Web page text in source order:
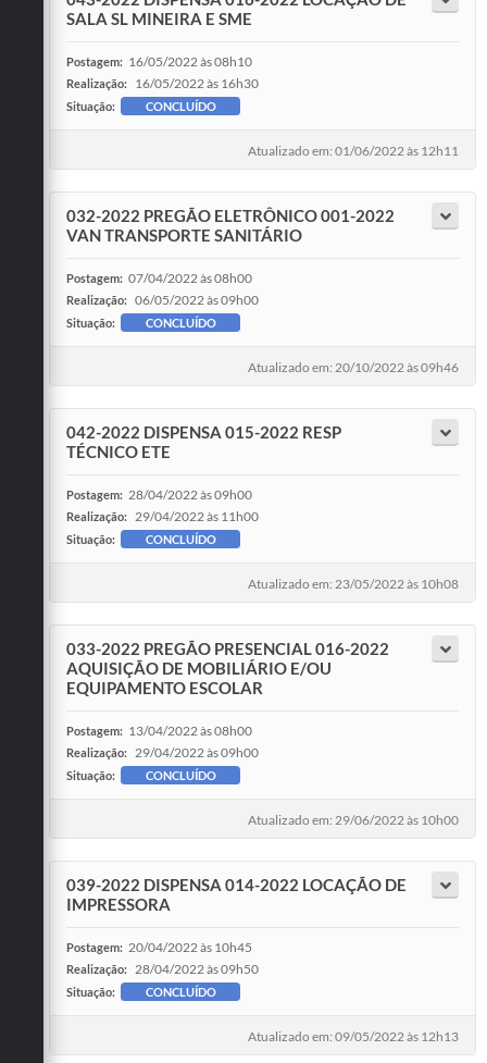
SALA SL MINEIRA E SME
Postagem: 16/05/2022 às 08h10
Realização: 16/05/2022 às 16h30
Situação: CONCLUÍDO
Atualizado em: 01/06/2022 às 12h11
032-2022 PREGÃO ELETRÔNICO 001-2022
VAN TRANSPORTE SANITÁRIO
Postagem: 07/04/2022 às 08h00
Realização: 06/05/2022 às 09h00
Situação: CONCLUÍDO
Atualizado em: 20/10/2022 às 09h46
042-2022 DISPENSA 015-2022 RESP
TÉCNICO ETE
Postagem: 28/04/2022 às 09h00
Realização: 29/04/2022 às 11h00
Situação: CONCLUÍDO
Atualizado em: 23/05/2022 às 10h08
033-2022 PREGÃO PRESENCIAL 016-2022
AQUISIÇÃO DE MOBILIÁRIO E/OU
EQUIPAMENTO ESCOLAR
Postagem: 13/04/2022 às 08h00
Realização: 29/04/2022 às 09h00
Situação: CONCLUÍDO
Atualizado em: 29/06/2022 às 10h00
039-2022 DISPENSA 014-2022 LOCAÇÃO DE
IMPRESSORA
Postagem: 20/04/2022 às 10h45
Realização: 28/04/2022 às 09h50
Situação: CONCLUÍDO
Atualizado em: 09/05/2022 às 12h13